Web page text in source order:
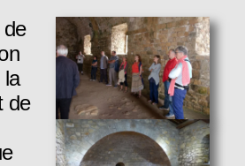
la
de